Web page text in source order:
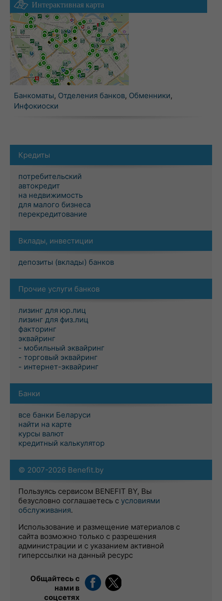
Интерактивная карта
Банкоматы, Отделения банков, Обменники,
Инфокиоски
Кредиты
потребительский
автокредит
на недвижимость
для малого бизнеса
перекредитование
Вклады, инвестиции
депозиты (вклады) банков
Прочие услуги банков
лизинг для юр.лиц
лизинг для физ.лиц
факторинг
эквайринг
- мобильный эквайринг
- торговый эквайринг
- интернет-эквайринг
Банки
все банки Беларуси
найти на карте
курсы валют
кредитный калькулятор
© 2007-2026 Benefit.by
Пользуясь сервисом BENEFIT BY, Вы
безусловно соглашаетесь с условиями
обслуживания.
Использование и размещение материалов с
сайта возможно только с разрешения
администрации и с указанием активной
гиперссылки на данный ресурс
Общайтесь с
нами в
соцсетях